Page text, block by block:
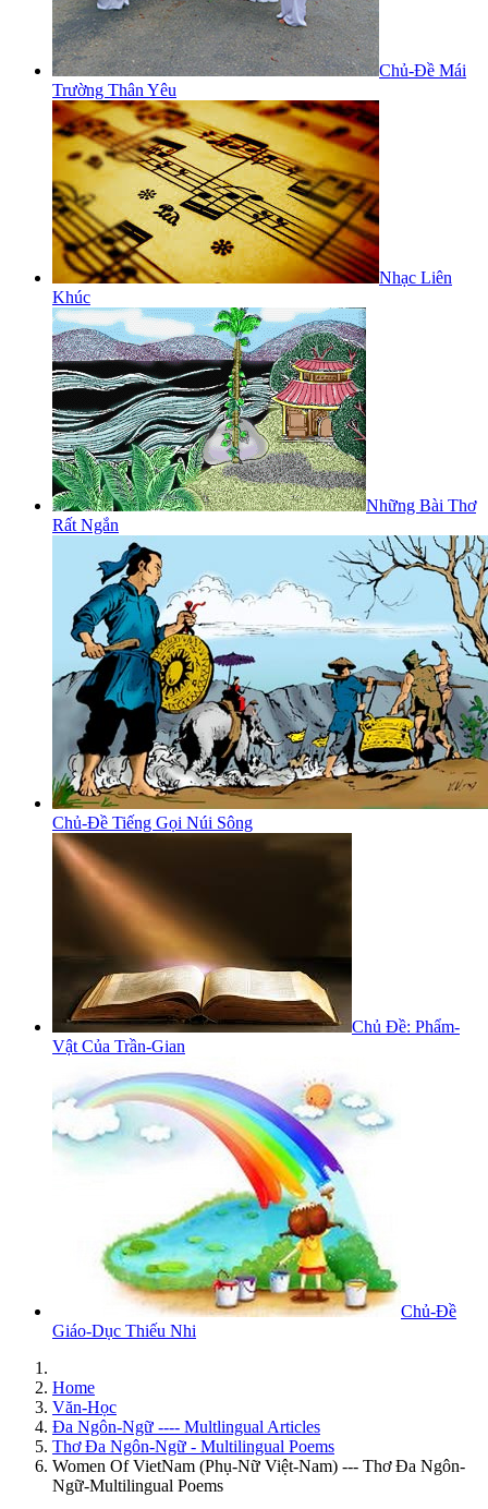
Chủ-Đề Mái
Trường Thân Yêu
Nhạc Liên
Khúc
Những Bài Thơ
Rất Ngắn
Chủ-Đề Tiếng Gọi Núi Sông
Chủ Đề: Phẩm-
Vật Của Trần-Gian
Chủ-Đề
Giáo-Dục Thiếu Nhi
Home
Văn-Học
Đa Ngôn-Ngữ ---- Multlingual Articles
Thơ Đa Ngôn-Ngữ - Multilingual Poems
Women Of VietNam (Phụ-Nữ Việt-Nam) --- Thơ Đa Ngôn-
Ngữ-Multilingual Poems